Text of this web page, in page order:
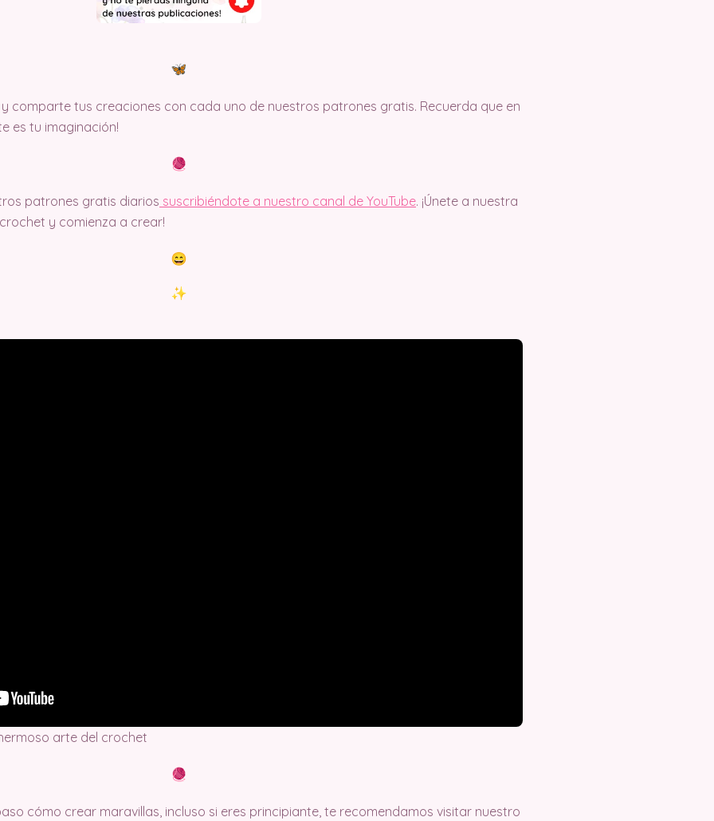
y comparte tus creaciones con cada uno de nuestros patrones gratis. Recuerda que en
es tu imaginación!
patrones gratis diarios suscribiéndote a nuestro canal de YouTube. ¡Únete a nuestra
y comienza a crear!
arte del crochet
cómo crear maravillas, incluso si eres principiante, te recomendamos visitar nuestro